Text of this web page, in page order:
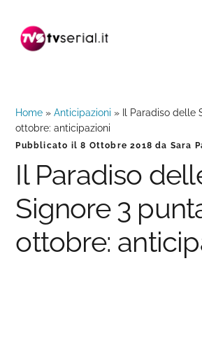
navigazione
contenuto
barra
Home »Anticipazioni »
Il Paradiso
ottobre: anticipazioni
Pubblicato il8 Ottobre 2018 da Sara
Il Paradiso
Signore 3
ottobre: